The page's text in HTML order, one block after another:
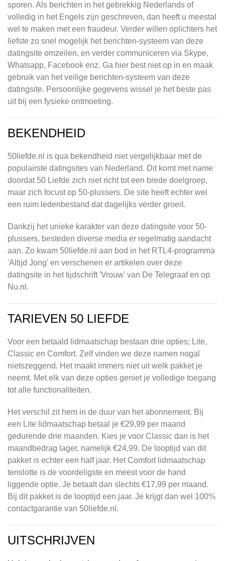
sporen. Als berichten in het gebrekkig Nederlands of
volledig in het Engels zijn geschreven, dan heeft u meestal
wel te maken met een fraudeur. Verder willen oplichters het
liefste zo snel mogelijk het berichten-systeem van deze
datingsite omzeilen, en verder communiceren via Skype,
Whatsapp, Facebook enz. Ga hier best niet op in en maak
gebruik van het veilige berichten-systeem van deze
datingsite. Persoonlijke gegevens wissel je het beste pas
uit bij een fysieke ontmoeting.
BEKENDHEID
50liefde.nl is qua bekendheid niet vergelijkbaar met de
populairste datingsites van Nederland. Dit komt met name
doordat 50 Liefde zich niet richt tot een brede doelgroep,
maar zich focust op 50-plussers. De site heeft echter wel
een ruim ledenbestand dat dagelijks verder groeit.
Dankzij het unieke karakter van deze datingsite voor 50-
plussers, besteden diverse media er regelmatig aandacht
aan. Zo kwam 50liefde.nl aan bod in het RTL4-programma
'Altijd Jong' en verschenen er artikelen over deze
datingsite in het tijdschrift 'Vrouw' van De Telegraaf en op
Nu.nl.
TARIEVEN 50 LIEFDE
Voor een betaald lidmaatschap bestaan drie opties; Lite,
Classic en Comfort. Zelf vinden we deze namen nogal
nietszeggend. Het maakt immers niet uit welk pakket je
neemt. Met elk van deze opties geniet je volledige toegang
tot alle functionaliteiten.
Het verschil zit hem in de duur van het abonnement. Bij
een Lite lidmaatschap betaal je €29,99 per maand
gedurende drie maanden. Kies je voor Classic dan is het
maandbedrag lager, namelijk €24,99. De looptijd van dit
pakket is echter een half jaar. Het Comfort lidmaatschap
tenslotte is de voordeligste en meest voor de hand
liggende optie. Je betaalt dan slechts €17,99 per maand.
Bij dit pakket is de looptijd een jaar. Je krijgt dan wel 100%
contactgarantie van 50liefde.nl.
UITSCHRIJVEN